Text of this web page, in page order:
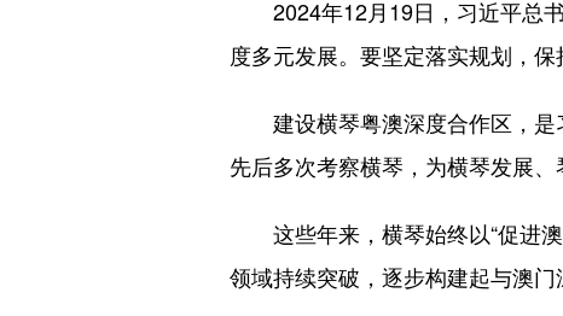
2024年12月19日，习近平总
度多元发展。要坚定落实规划，保
建设横琴粤澳深度合作区，
先后多次考察横琴，为横琴发展、
这些年来，横琴始终以“促进
领域持续突破，逐步构建起与澳门